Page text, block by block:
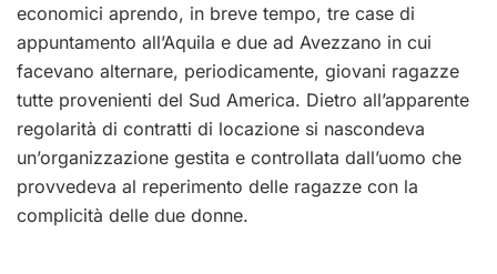
economici aprendo, in breve tempo, tre case di
appuntamento all’Aquila e due ad Avezzano in cui
facevano alternare, periodicamente, giovani ragazze
tutte provenienti del Sud America. Dietro all’apparente
regolarità di contratti di locazione si nascondeva
un’organizzazione gestita e controllata dall’uomo che
provvedeva al reperimento delle ragazze con la
complicità delle due donne.